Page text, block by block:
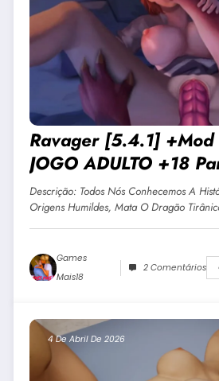
Ravager [5.4.1] +Mod
JOGO ADULTO +18
PC
Descrição: Todos Nós Conhecemos A
Origens Humildes, Mata O Dragão
Games
Mais18
2 Comentários
4 De Abril De 2026